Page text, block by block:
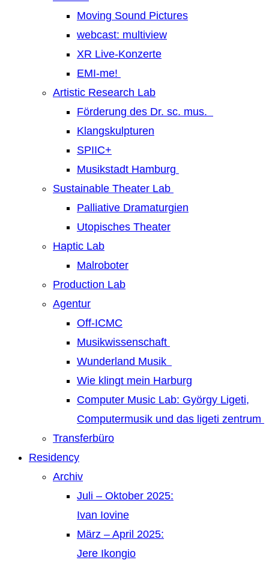
Moving Sound Pictures
webcast: multiview
XR Live-Konzerte
EMI-me!
Artistic Research Lab
Förderung des Dr. sc. mus.
Klangskulpturen
SPIIC+
Musikstadt Hamburg
Sustainable Theater Lab
Palliative Dramaturgien
Utopisches Theater
Haptic Lab
Malroboter
Production Lab
Agentur
Off-ICMC
Musikwissenschaft
Wunderland Musik
Wie klingt mein Harburg
Computer Music Lab: György Ligeti,
Computermusik und das ligeti zentrum
Transferbüro
Residency
Archiv
Juli – Oktober 2025:
Ivan Iovine
März – April 2025:
Jere Ikongio